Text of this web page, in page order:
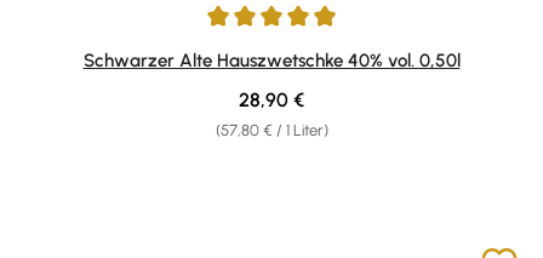
Durchschnittliche Bewertung von 4.9 von 5 Sternen
Schwarzer Alte Hauszwetschke 40% vol. 0,50l
(57,80 € / 1 Liter)
Regulärer Preis:
28,90 €